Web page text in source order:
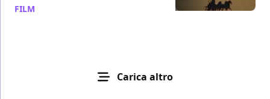
FILM
Carica altro